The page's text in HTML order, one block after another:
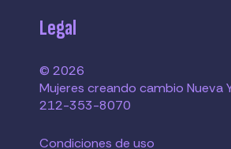
Legal
© 2026
Mujeres creando cambio Nueva
212-353-8070
Condiciones de uso